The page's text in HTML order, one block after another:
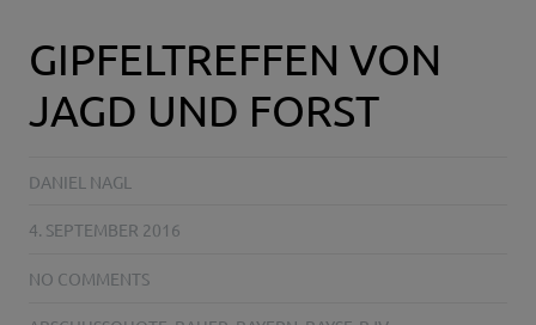
GIPFELTREFFEN VON
JAGD UND FORST
DANIEL NAGL
4. SEPTEMBER 2016
NO COMMENTS